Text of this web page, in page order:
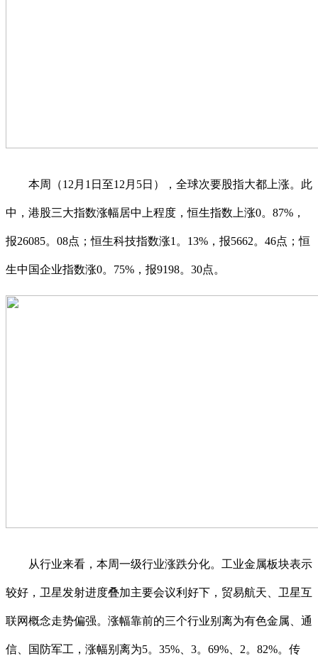
本周（12月1日至12月5日），全球次要股指大都上涨。此
中，港股三大指数涨幅居中上程度，恒生指数上涨0。87%，
报26085。08点；恒生科技指数涨1。13%，报5662。46点；恒
生中国企业指数涨0。75%，报9198。30点。
从行业来看，本周一级行业涨跌分化。工业金属板块表示
较好，卫星发射进度叠加主要会议利好下，贸易航天、卫星互
联网概念走势偏强。涨幅靠前的三个行业别离为有色金属、通
信、国防军工，涨幅别离为5。35%、3。69%、2。82%。传